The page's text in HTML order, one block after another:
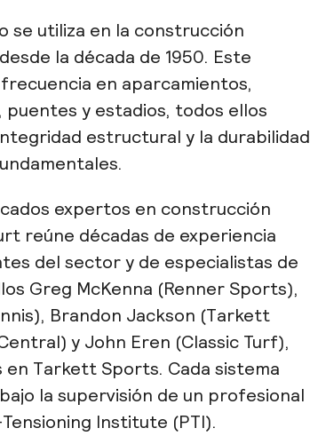
se utiliza en la construcción
la década de 1950. Este
en aparcamientos,
y estadios, todos ellos
estructural y la durabilidad
expertos en construcción
reúne décadas de experiencia
del sector y de especialistas de
Greg McKenna (Renner Sports),
Brandon Jackson (Tarkett
y John Eren (Classic Turf),
Tarkett Sports. Cada sistema
la supervisión de un profesional
Institute (PTI).